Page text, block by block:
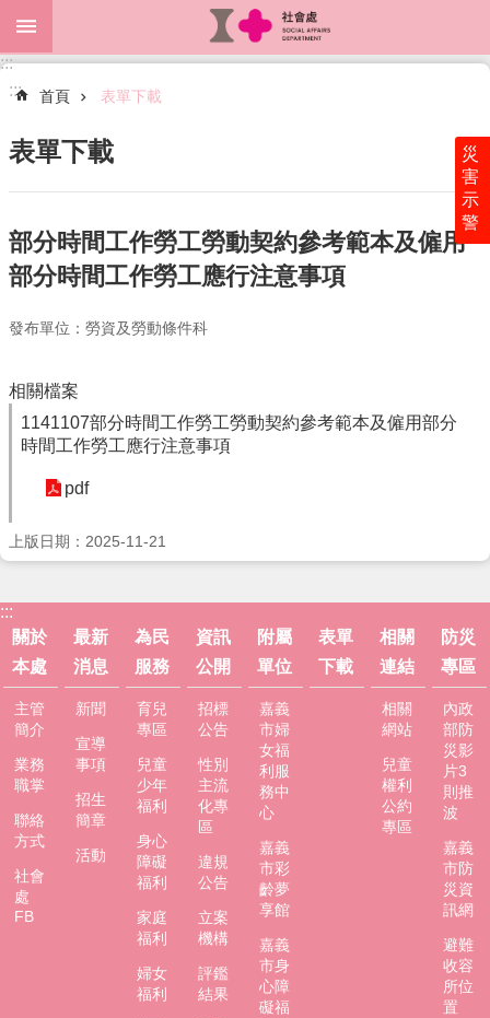
跳到主要內容區塊
進
階
關
於
本
最
消
為
資
公
開
附
單
位
相
法
規
表
單
災
害
示
警
:::
:::
首頁 表單下載
表單下載
部分時間工作勞工勞動契約參考範本及僱用
部分時間工作勞工應行注意事項
發布單位：勞資及勞動條件科
相關檔案
1141107部分時間工作勞工勞動契約參考範本及僱用部分
時間工作勞工應行注意事項
pdf
上版日期：2025-11-21
:::
關於
本處
主管
簡介
業務
職掌
聯絡
方式
社會
處
FB
最新
消息
新聞
宣導
事項
招生
簡章
活動
為民
服務
育兒
專區
兒童
少年
福利
身心
障礙
福利
家庭
福利
婦女
福利
資訊
公開
招標
公告
性別
主流
化專
區
違規
公告
立案
機構
評鑑
結果
附屬
單位
嘉義
市婦
女福
利服
務中
心
嘉義
市彩
齡夢
享館
嘉義
市身
心障
礙福
表單
下載
相關
連結
相關
網站
兒童
權利
公約
專區
防災
專區
內政
部防
災影
片3
則推
波
嘉義
市防
災資
訊網
避難
收容
所位
置